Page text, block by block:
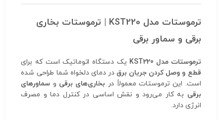
ترموستات مدل KST220 | ترموستات بخاری
برقی و سماور برقی
ترموستات مدل KST220
یک دستگاه اتوماتیک است که برای
قطع و وصل کردن جریان برق در دمای دلخواه شما طراحی شده
است. این ترموستات معمولاً در بخاری‌های برقی و سماورهای
برقی به کار می‌رود و نقش اساسی در کنترل دما و مصرف
انرژی دارد.